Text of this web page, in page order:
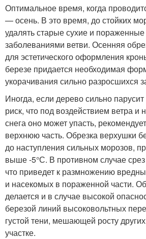
Оптимальное время, когда
— осень. В это время, до стойких
удалять старые сухие и
заболеваниями ветви. Осенняя
для эстетического оформления
березе придается необходимая
укорачивания сильно разросшихся
Иногда, если дерево сильно парусит
риск, что под воздействием ветра и
снега оно может упасть,
верхнюю часть. Обрезка верхушки
до наступления сильных морозов,
выше -5°С. В противном случае
что приведет к размножению
и насекомых в пораженной части.
делается и в случае высокой
березой линий высоковольтных
густой тени, мешающей росту
участке.